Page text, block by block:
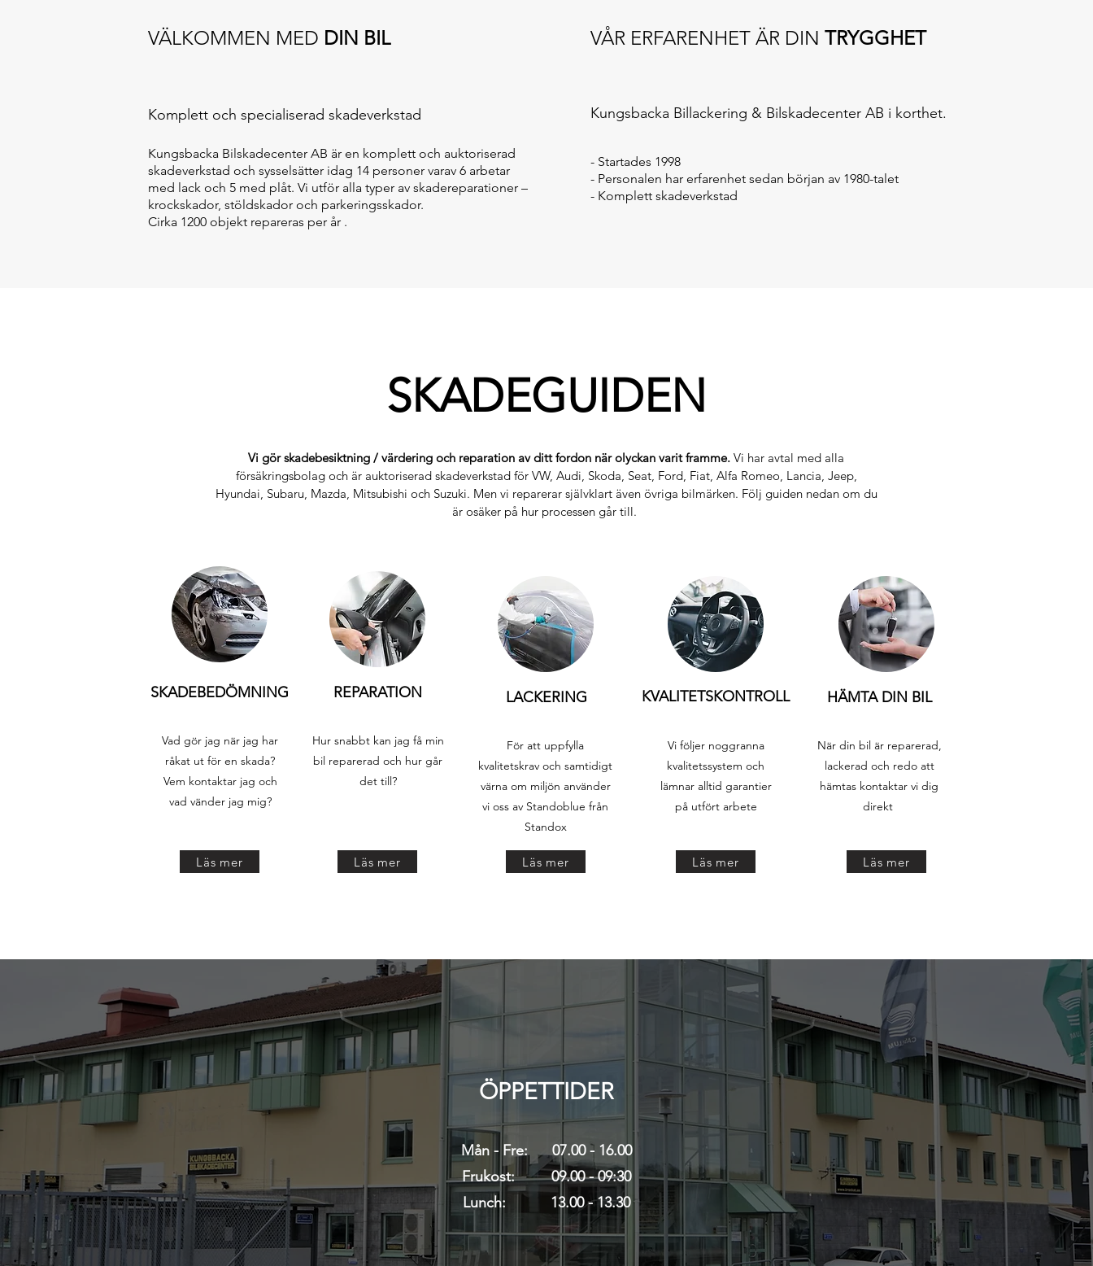
VÄLKOMMEN MED DIN BIL
Komplett och specialiserad skadeverkstad
Kungsbacka Bilskadecenter AB är en komplett och auktoriserad
skadeverkstad och sysselsätter idag 14 personer varav 6 arbetar
med lack och 5 med plåt. Vi utför alla typer av skadereparationer –
krockskador, stöldskador och parkeringsskador.
Cirka 1200 objekt repareras per år .
VÅR ERFARENHET ÄR DIN TRYGGHET
Kungsbacka Billackering & Bilskadecenter AB i korthet.
- Startades 1998
- Personalen har erfarenhet sedan början av 1980-talet
- Komplett skadeverkstad
SKADEGUIDEN
Vi gör skadebesiktning / värdering och reparation av ditt fordon när olyckan varit framme. Vi har avtal med alla
försäkringsbolag och är auktoriserad skadeverkstad för VW, Audi, Skoda, Seat, Ford, Fiat, Alfa Romeo, Lancia, Jeep,
Hyundai, Subaru, Mazda, Mitsubishi och Suzuki. Men vi reparerar självklart även övriga bilmärken. Följ guiden nedan om du
är osäker på hur processen går till.
SKADEBEDÖMNING REPARATION
Vad gör jag när jag har
råkat ut för en skada?
Vem kontaktar jag och
vad vänder jag mig?
Läs mer
Hur snabbt kan jag få min
bil reparerad och hur går
det till?
Läs mer
LACKERING
För att uppfylla
kvalitetskrav och samtidigt
värna om miljön använder
vi oss av Standoblue från
Standox
Läs mer
KVALITETSKONTROLL
Vi följer noggranna
kvalitetssystem och
lämnar alltid garantier
på utfört arbete
Läs mer
HÄMTA DIN BIL
När din bil är reparerad,
lackerad och redo att
hämtas kontaktar vi dig
direkt
Läs mer
ÖPPETTIDER
Mån - Fre: 07.00 - 16.00
Frukost: 09.00 - 09:30
Lunch: 13.00 - 13.30